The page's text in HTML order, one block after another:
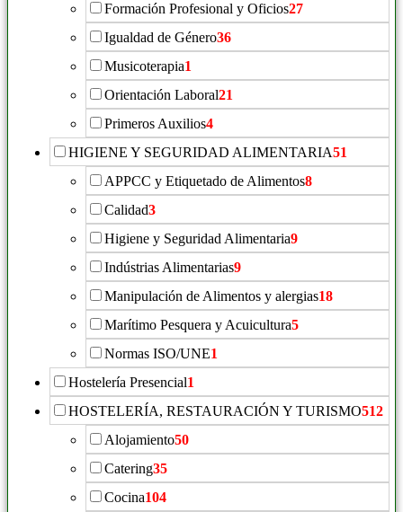
Formación Profesional y Oficios27
Igualdad de Género36
Musicoterapia1
Orientación Laboral21
Primeros Auxilios4
HIGIENE Y SEGURIDAD ALIMENTARIA51
APPCC y Etiquetado de Alimentos8
Calidad3
Higiene y Seguridad Alimentaria9
Indústrias Alimentarias9
Manipulación de Alimentos y alergias18
Marítimo Pesquera y Acuicultura5
Normas ISO/UNE1
Hostelería Presencial1
HOSTELERÍA, RESTAURACIÓN Y TURISMO512
Alojamiento50
Catering35
Cocina104